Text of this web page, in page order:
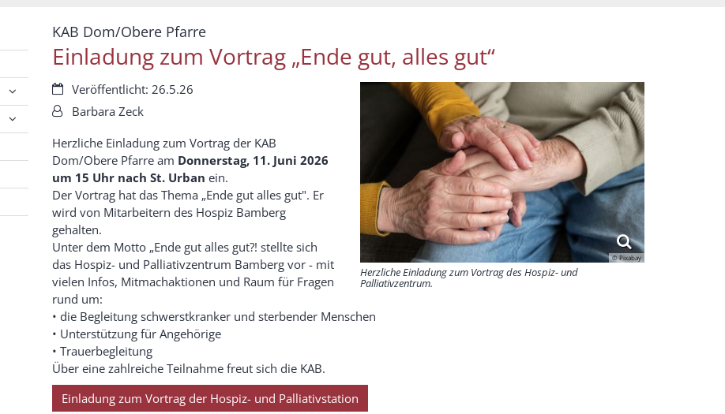
KAB Dom/Obere Pfarre:
Einladung zum Vortrag „Ende gut, alles gut“
© Pixabay
Herzliche Einladung zum Vortrag des Hospiz- und
Palliativzentrum.
Datum:Veröffentlicht: 26.5.26
Von:Barbara Zeck
Herzliche Einladung zum Vortrag der KAB
Dom/Obere Pfarre am Donnerstag, 11. Juni 2026
um 15 Uhr nach St. Urban ein.
Der Vortrag hat das Thema „Ende gut alles gut". Er
wird von Mitarbeitern des Hospiz Bamberg
gehalten.
Unter dem Motto „Ende gut alles gut?! stellte sich
das Hospiz- und Palliativzentrum Bamberg vor - mit
vielen Infos, Mitmachaktionen und Raum für Fragen
rund um:
• die Begleitung schwerstkranker und sterbender Menschen
• Unterstützung für Angehörige
• Trauerbegleitung
Über eine zahlreiche Teilnahme freut sich die KAB.
Einladung zum Vortrag der Hospiz- und Palliativstation